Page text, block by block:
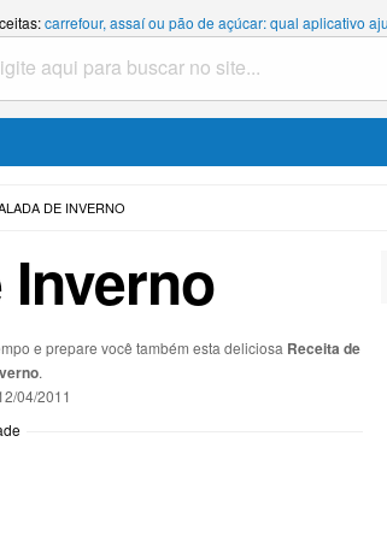
carrefour, assaí ou pão de açúcar: qual aplicativo
DE INVERNO
Inverno
e prepare você também esta deliciosa Receita de
.
04/2011